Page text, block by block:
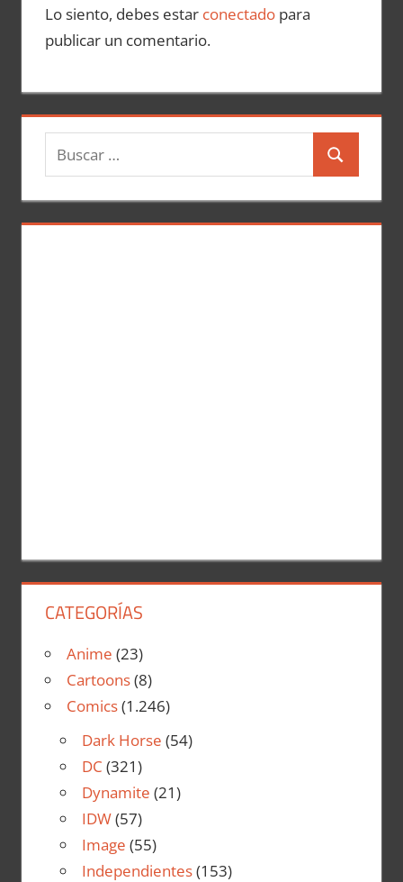
Lo siento, debes estar conectadopara
publicar un comentario.
u
s
c
B
s
CATEGORÍAS
Anime (23)
Cartoons(8)
Comics(1.246)
Dark Horse (54)
DC (321)
Dynamite (21)
IDW(57)
Image (55)
Independientes(153)